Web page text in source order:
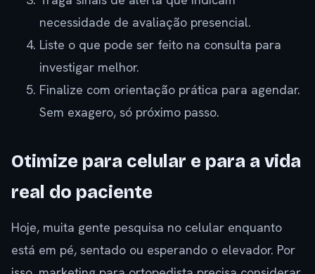
necessidade de avaliação presencial.
Liste o que pode ser feito na consulta para
investigar melhor.
Finalize com orientação prática para agendar.
Sem exagero, só próximo passo.
Otimize para celular e para a vida
real do paciente
Hoje, muita gente pesquisa no celular enquanto
está em pé, sentado ou esperando o elevador. Por